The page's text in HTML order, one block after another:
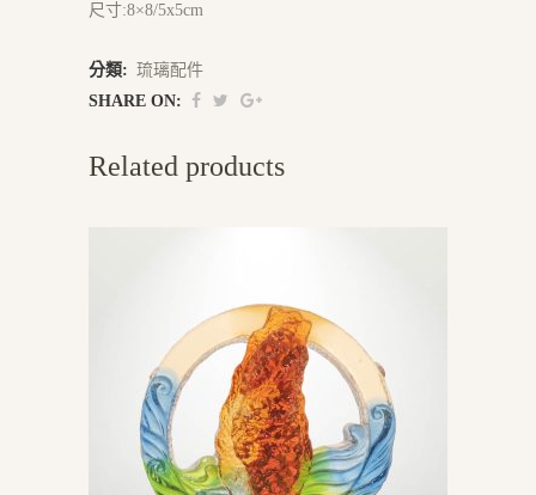
尺寸:8×8/5x5cm
分類: 琉璃配件
SHARE ON:
Related products